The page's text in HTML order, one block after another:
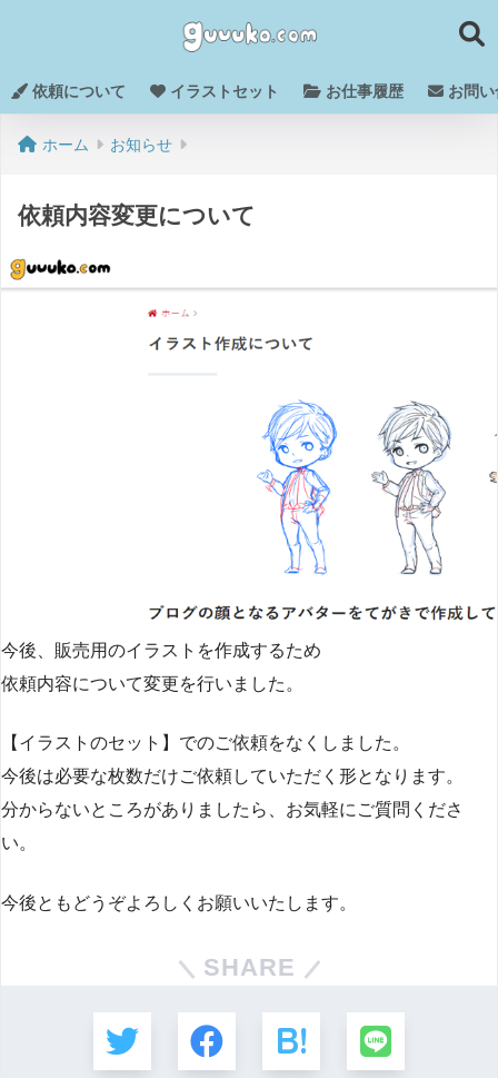
依頼について イラストセット お仕事履歴 お問
ホーム お知らせ
依頼内容変更について
今後、販売用のイラストを作成するため
依頼内容について変更を行いました。
【イラストのセット】でのご依頼をなくしました。
今後は必要な枚数だけご依頼していただく形となります。
分からないところがありましたら、お気軽にご質問くださ
い。
今後ともどうぞよろしくお願いいたします。
SHARE